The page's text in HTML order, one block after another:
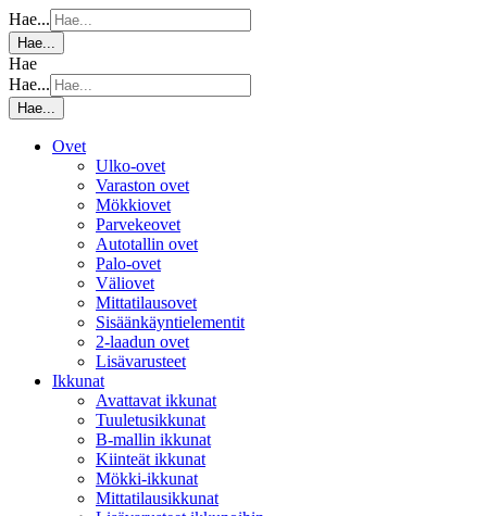
Hae...
Hae...
Hae
Hae...
Hae...
Ovet
Ulko-ovet
Varaston ovet
Mökkiovet
Parvekeovet
Autotallin ovet
Palo-ovet
Väliovet
Mittatilausovet
Sisäänkäyntielementit
2-laadun ovet
Lisävarusteet
Ikkunat
Avattavat ikkunat
Tuuletusikkunat
B-mallin ikkunat
Kiinteät ikkunat
Mökki-ikkunat
Mittatilausikkunat